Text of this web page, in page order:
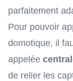
parfaitement
Pour pouvoir
domotique, il
appelée
de relier les